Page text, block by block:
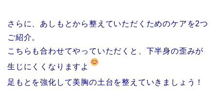
さらに、あしもとから整えていただくためのケアを2つ
ご紹介。
こちらも合わせてやっていただくと、下半身の歪みが
生じにくくなりますよ
足もとを強化して美胸の土台を整えていきましょう！